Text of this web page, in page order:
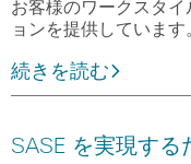
お客様のワークスタ
ョンを提供しています
続きを読む
SASE を実現する